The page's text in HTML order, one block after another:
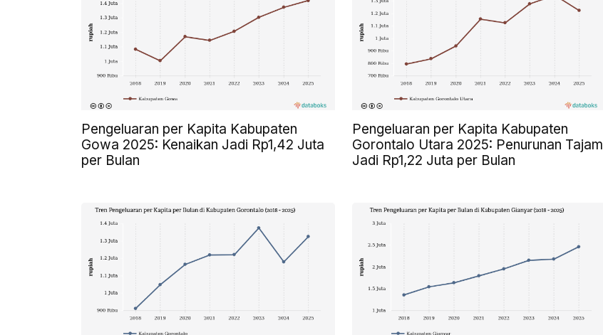
Pengeluaran per Kapita Kabupaten
Gowa 2025: Kenaikan Jadi Rp1,42 Juta
per Bulan
Pengeluaran per Kapita Kabupaten
Gorontalo Utara 2025: Penurunan Tajam
Jadi Rp1,22 Juta per Bulan